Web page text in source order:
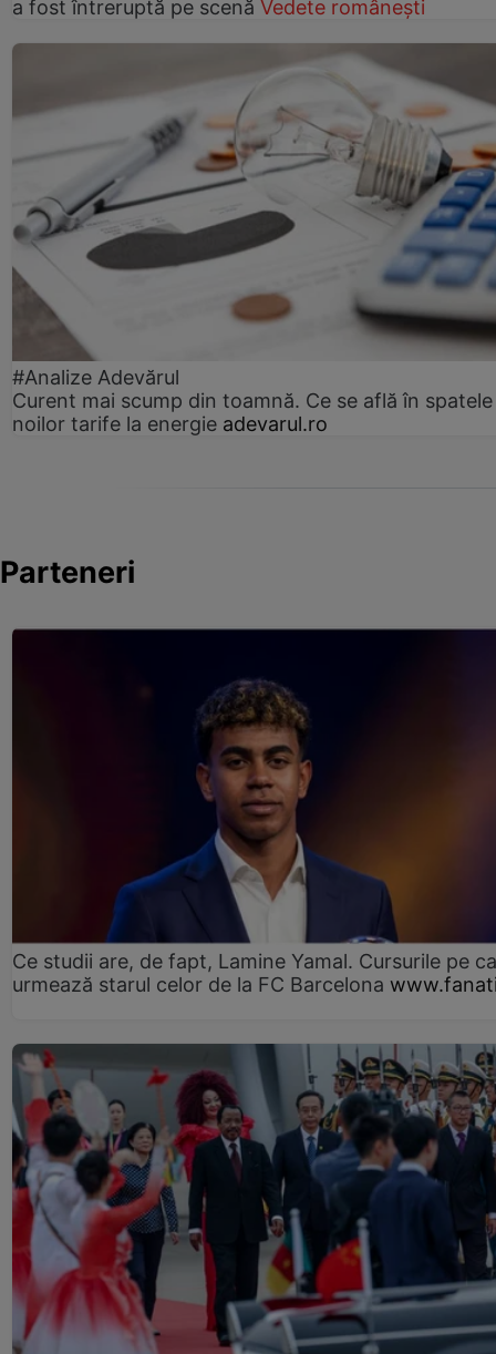
a fost întreruptă pe scenă Vedete românești
#Analize Adevărul
Curent mai scump din toamnă. Ce se află în spatele
noilor tarife la energie adevarul.ro
Parteneri
Ce studii are, de fapt, Lamine Yamal. Cursurile pe
urmează starul celor de la FC Barcelona